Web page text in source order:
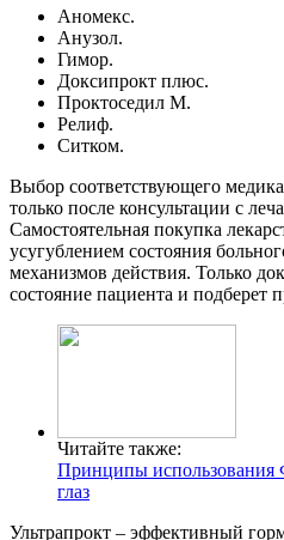
Аномекс.
Анузол.
Гимор.
Доксипрокт плюс.
Проктоседил М.
Релиф.
Ситком.
Выбор соответствующего
только после консультации с
Самостоятельная покупка
усугублением состояния
механизмов действия. Только
состояние пациента и подберет
Читайте также:
Принципы использования
глаз
Ультрапрокт – эффективный